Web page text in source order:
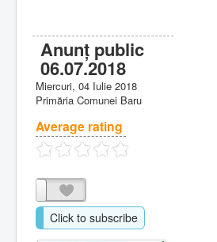
Anunț public
06.07.2018
Miercuri, 04 Iulie 2018
Primăria Comunei Baru
Average rating
Click to subscribe